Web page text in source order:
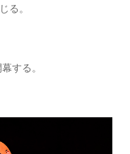
る。
する。